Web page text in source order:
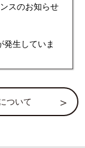
スのお知らせ
生していま
ついて